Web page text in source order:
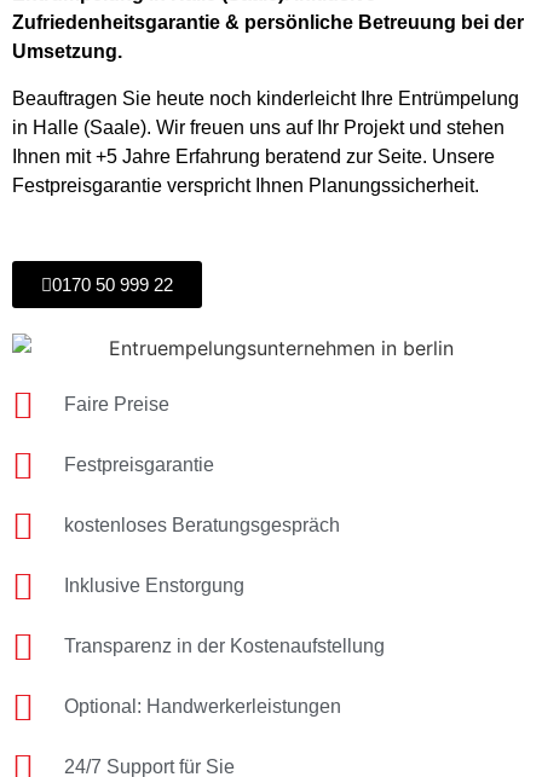
Zufriedenheitsgarantie & persönliche Betreuung bei der
Umsetzung.
Beauftragen Sie heute noch kinderleicht Ihre Entrümpelung
in Halle (Saale). Wir freuen uns auf Ihr Projekt und stehen
Ihnen mit +5 Jahre Erfahrung beratend zur Seite. Unsere
Festpreisgarantie verspricht Ihnen Planungssicherheit.
0170 50 999 22
Faire Preise
Festpreisgarantie
kostenloses Beratungsgespräch
Inklusive Enstorgung
Transparenz in der Kostenaufstellung
Optional: Handwerkerleistungen
24/7 Support für Sie